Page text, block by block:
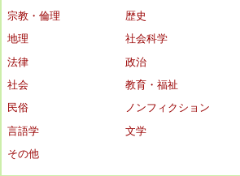
宗教・倫理
歴史
地理
社会科学
法律
政治
社会
教育・福祉
民俗
ノンフィクション
言語学
文学
その他